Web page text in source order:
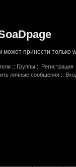
принести только
:: Группы :: Регистрация
личные сообщения ::